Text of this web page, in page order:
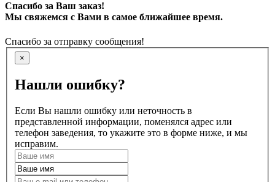
Спасибо за Ваш заказ!
Мы свяжемся с Вами в самое ближайшее время.
Спасибо за отправку сообщения!
×
Нашли ошибку?
Если Вы нашли ошибку или неточность в
представленной информации, поменялся адрес или
телефон заведения, то укажите это в форме ниже, и мы
исправим.